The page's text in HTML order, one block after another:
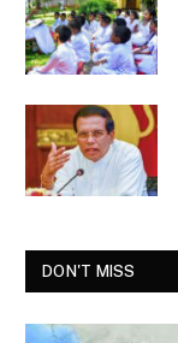
DON'T MISS